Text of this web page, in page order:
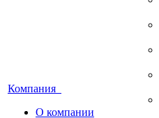
Компания
О компании